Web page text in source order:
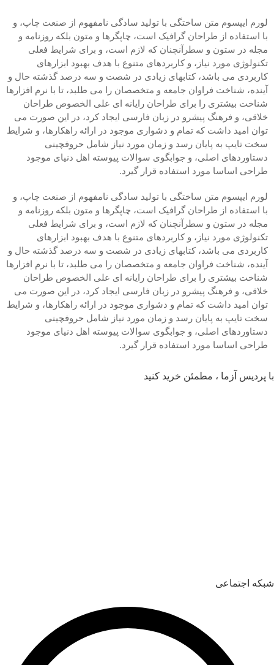
لورم ایپسوم متن ساختگی با تولید سادگی نامفهوم از صنعت چاپ، و
با استفاده از طراحان گرافیک است، چاپگرها و متون بلکه روزنامه و
مجله در ستون و سطرآنچنان که لازم است، و برای شرایط فعلی
تکنولوژی مورد نیاز، و کاربردهای متنوع با هدف بهبود ابزارهای
کاربردی می باشد، کتابهای زیادی در شصت و سه درصد گذشته حال و
آینده، شناخت فراوان جامعه و متخصصان را می طلبد، تا با نرم افزارها
شناخت بیشتری را برای طراحان رایانه ای علی الخصوص طراحان
خلاقی، و فرهنگ پیشرو در زبان فارسی ایجاد کرد، در این صورت می
توان امید داشت که تمام و دشواری موجود در ارائه راهکارها، و شرایط
سخت تایپ به پایان رسد و زمان مورد نیاز شامل حروفچینی
دستاوردهای اصلی، و جوابگوی سوالات پیوسته اهل دنیای موجود
طراحی اساسا مورد استفاده قرار گیرد.
لورم ایپسوم متن ساختگی با تولید سادگی نامفهوم از صنعت چاپ، و
با استفاده از طراحان گرافیک است، چاپگرها و متون بلکه روزنامه و
مجله در ستون و سطرآنچنان که لازم است، و برای شرایط فعلی
تکنولوژی مورد نیاز، و کاربردهای متنوع با هدف بهبود ابزارهای
کاربردی می باشد، کتابهای زیادی در شصت و سه درصد گذشته حال و
آینده، شناخت فراوان جامعه و متخصصان را می طلبد، تا با نرم افزارها
شناخت بیشتری را برای طراحان رایانه ای علی الخصوص طراحان
خلاقی، و فرهنگ پیشرو در زبان فارسی ایجاد کرد، در این صورت می
توان امید داشت که تمام و دشواری موجود در ارائه راهکارها، و شرایط
سخت تایپ به پایان رسد و زمان مورد نیاز شامل حروفچینی
دستاوردهای اصلی، و جوابگوی سوالات پیوسته اهل دنیای موجود
طراحی اساسا مورد استفاده قرار گیرد.
با پردیس آزما ، مطمئن خرید کنید
شبکه اجتماعی